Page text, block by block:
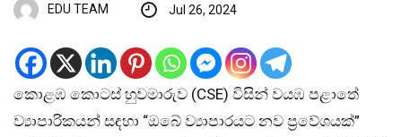
EDU TEAM Jul 26, 2024
කොළඹ කොටස් හුවමාරුව (CSE) විසින් වයඹ පළාතේ
ව්‍යාපාරිකයන් සඳහා “ඔබේ ව්‍යාපාරයට නව ප්‍රවේශයක්”